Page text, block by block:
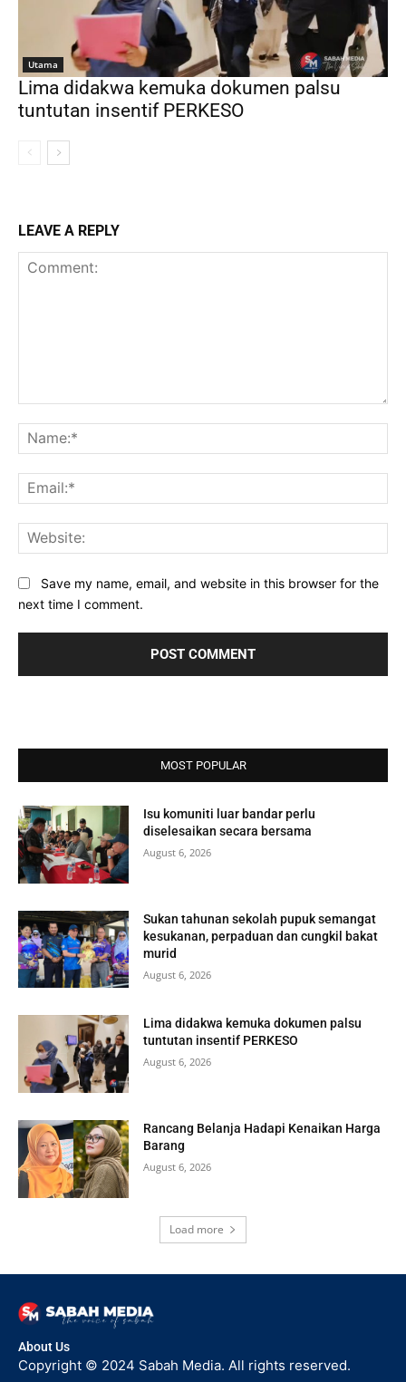
Utama
Lima didakwa kemuka dokumen palsu
tuntutan insentif PERKESO
LEAVE A REPLY
Save my name, email, and website in this browser for the
next time I comment.
MOST POPULAR
Isu komuniti luar bandar perlu
diselesaikan secara bersama
August 6, 2026
Sukan tahunan sekolah pupuk semangat
kesukanan, perpaduan dan cungkil bakat
murid
August 6, 2026
Lima didakwa kemuka dokumen palsu
tuntutan insentif PERKESO
August 6, 2026
Rancang Belanja Hadapi Kenaikan Harga
Barang
August 6, 2026
Load more
About Us
Copyright © 2024 Sabah Media. All rights reserved.